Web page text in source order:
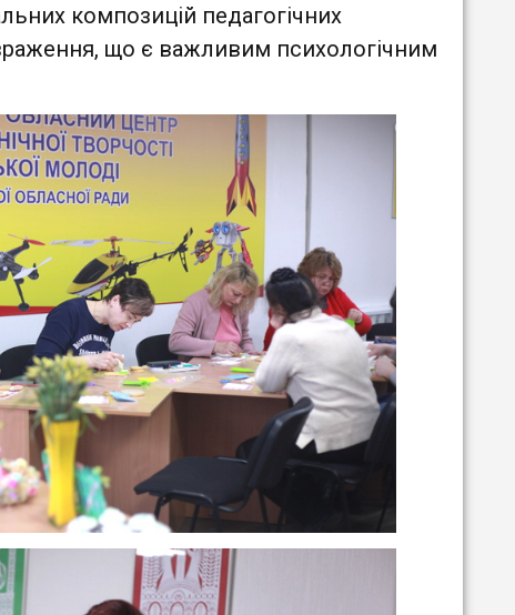
композицій педагогічних
що є важливим психологічним